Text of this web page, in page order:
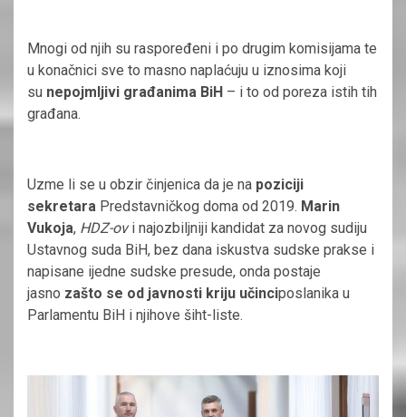
Mnogi od njih su raspoređeni i po drugim komisijama te
u konačnici sve to masno naplaćuju u iznosima koji
su nepojmljivi građanima BiH – i to od poreza istih tih
građana.
Uzme li se u obzir činjenica da je na poziciji
sekretara Predstavničkog doma od 2019. Marin
Vukoja, HDZ-ovi najozbiljniji kandidat za novog sudiju
Ustavnog suda BiH, bez dana iskustva sudske prakse i
napisane ijedne sudske presude, onda postaje
jasno zašto se od javnosti kriju učinciposlanika u
Parlamentu BiH i njihove šiht-liste.